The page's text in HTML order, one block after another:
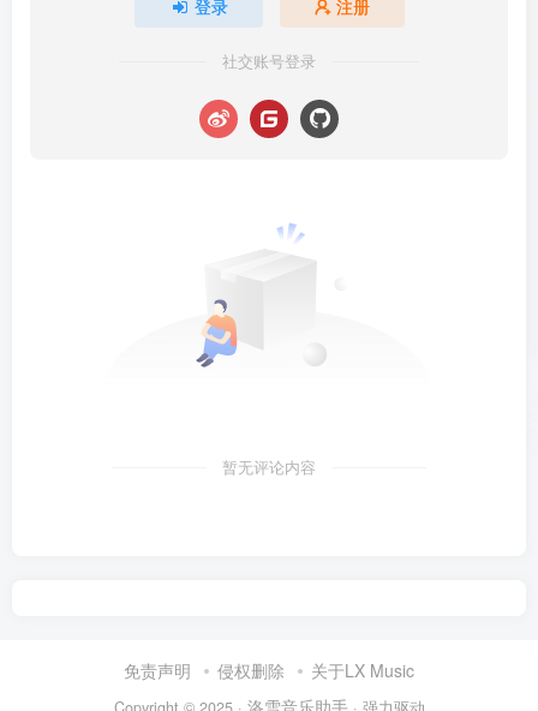
登录 注册
社交账号登录
暂无评论内容
免责声明 侵权删除 关于LX Music
洛雪音乐助手